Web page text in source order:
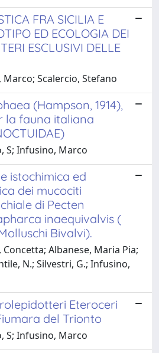
FRA SICILIA E
ED ECOLOGIA DEI
ESCLUSIVI DELLE
Scalercio, Stefano
(Hampson, 1914),
la fauna italiana
S; Infusino, Marco
istochimica ed
dei mucociti
di Pecten
inaequivalvis (
Bivalvi).
Albanese, Maria Pia;
N.; Silvestri, G.; Infusino,
Eteroceri
del Trionto
S; Infusino, Marco